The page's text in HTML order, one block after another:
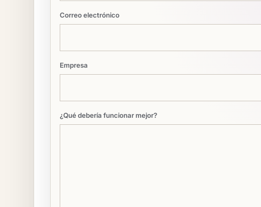
Correo electrónico
Empresa
¿Qué debería funcionar mejor?